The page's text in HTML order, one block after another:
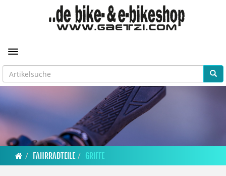
Toggle navigation
FAHRRADTEILE GRIFFE